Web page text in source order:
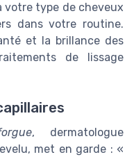
votre type de cheveux
dans votre routine.
et la brillance des
de lissage
, dermatologue
met en garde : «